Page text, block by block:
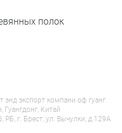
полок
энд экспорт компани оф гуанг
Гуангдонг, Китай
г. Брест, ул. Вычулки, д.129А